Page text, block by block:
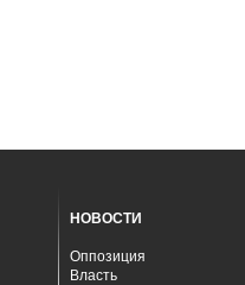
НОВОСТИ
Оппозиция
Власть